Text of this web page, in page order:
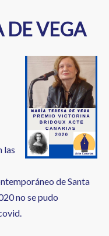
DE VEGA
las
de Santa
no se pudo